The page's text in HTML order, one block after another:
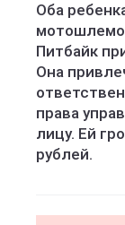
Оба
Питбайк
Она
права
лицу. Ей
рублей.